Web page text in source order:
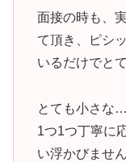
面接の時も、
て頂き、ピシ
いるだけでと
とても小さな
1つ1つ丁寧に
い浮かびませ